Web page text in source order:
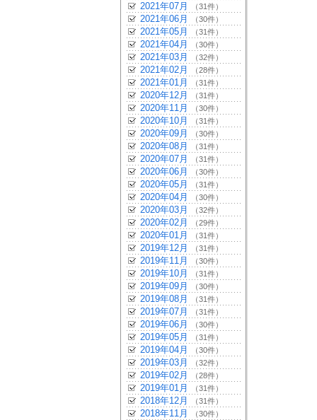
2021年07月 （31件）
2021年06月 （30件）
2021年05月 （31件）
2021年04月 （30件）
2021年03月 （32件）
2021年02月 （28件）
2021年01月 （31件）
2020年12月 （31件）
2020年11月 （30件）
2020年10月 （31件）
2020年09月 （30件）
2020年08月 （31件）
2020年07月 （31件）
2020年06月 （30件）
2020年05月 （31件）
2020年04月 （30件）
2020年03月 （32件）
2020年02月 （29件）
2020年01月 （31件）
2019年12月 （31件）
2019年11月 （30件）
2019年10月 （31件）
2019年09月 （30件）
2019年08月 （31件）
2019年07月 （31件）
2019年06月 （30件）
2019年05月 （31件）
2019年04月 （30件）
2019年03月 （32件）
2019年02月 （28件）
2019年01月 （31件）
2018年12月 （31件）
2018年11月 （30件）